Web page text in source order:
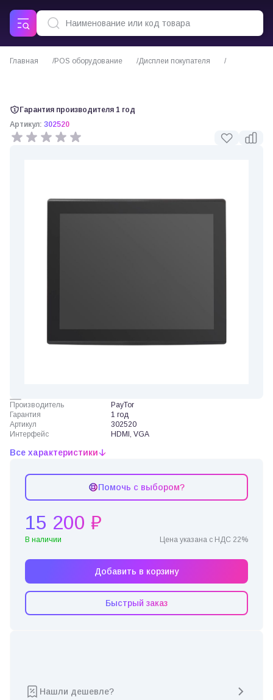
Главная POS оборудование
Дисплеи покупателя
Гарантия производителя 1 год
Артикул: 302520
Производитель
PayTor
Гарантия
1 год
Артикул
302520
Интерфейс
HDMI, VGA
Все характеристики
Помочь с выбором?
15 200 ₽
В наличии Цена указана с НДС 22%
Добавить в корзину
Быстрый заказ
Нашли дешевле?